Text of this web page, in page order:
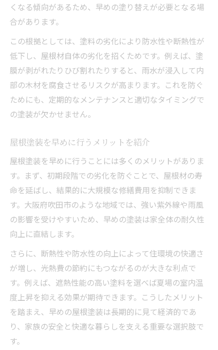
くなる傾向があるため、早めの塗り替えが必要となる場
合があります。
この根拠としては、塗料の劣化により防水性や断熱性が
低下し、屋根材自体の劣化を招くためです。例えば、塗
膜が剥がれたりひび割れたりすると、雨水が浸入して内
部の木材を腐食させるリスクが高まります。これを防ぐ
ためにも、定期的なメンテナンスと適切なタイミングで
の塗装が欠かせません。
屋根塗装を早めに行うメリットを紹介
屋根塗装を早めに行うことには多くのメリットがありま
す。まず、初期段階での劣化を防ぐことで、屋根材の寿
命を延ばし、結果的に大規模な修繕費用を抑制できま
す。大阪府吹田市のような地域では、強い紫外線や雨風
の影響を受けやすいため、早めの塗装は家全体の耐久性
向上に直結します。
さらに、断熱性や防水性の向上によって住環境の快適さ
が増し、光熱費の節約にもつながるのが大きな利点で
す。例えば、遮熱性能の高い塗料を選べば夏場の室内温
度上昇を抑える効果が期待できます。こうしたメリット
を踏まえ、早めの屋根塗装は長期的に見て経済的であ
り、家族の安全と快適な暮らしを支える重要な選択肢で
す。